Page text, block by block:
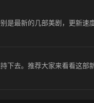
是最新的几部美剧，更新速度
下去。推荐大家来看看这部